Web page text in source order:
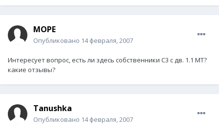
МОРЕ
Опубликовано 14 февраля, 2007
Интересует вопрос, есть ли здесь собственники С3 с дв. 1.1 МТ?
какие отзывы?
Tanushka
Опубликовано 14 февраля, 2007